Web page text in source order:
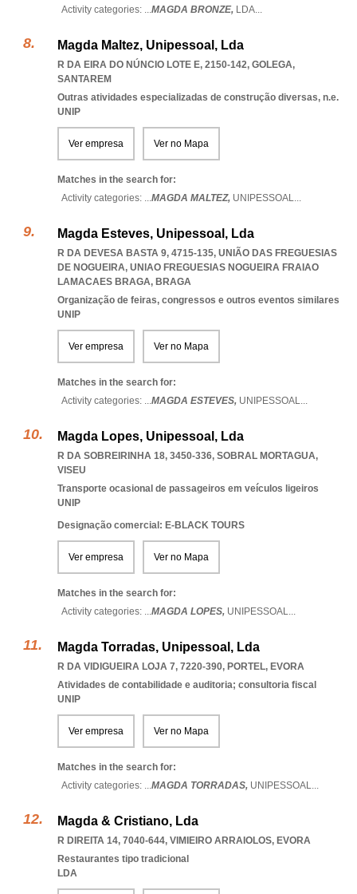
Activity categories: ...MAGDA BRONZE, LDA...
Magda Maltez, Unipessoal, Lda
R DA EIRA DO NÚNCIO LOTE E, 2150-142, GOLEGA,
SANTAREM
Outras atividades especializadas de construção diversas, n.e.
UNIP
Ver empresa Ver no Mapa
Matches in the search for:
Activity categories: ...MAGDA MALTEZ, UNIPESSOAL...
Magda Esteves, Unipessoal, Lda
R DA DEVESA BASTA 9, 4715-135, UNIÃO DAS FREGUESIAS
DE NOGUEIRA, UNIAO FREGUESIAS NOGUEIRA FRAIAO
LAMACAES BRAGA, BRAGA
Organização de feiras, congressos e outros eventos similares
UNIP
Ver empresa Ver no Mapa
Matches in the search for:
Activity categories: ...MAGDA ESTEVES, UNIPESSOAL...
Magda Lopes, Unipessoal, Lda
R DA SOBREIRINHA 18, 3450-336, SOBRAL MORTAGUA,
VISEU
Transporte ocasional de passageiros em veículos ligeiros
UNIP
Designação comercial: E-BLACK TOURS
Ver empresa Ver no Mapa
Matches in the search for:
Activity categories: ...MAGDA LOPES, UNIPESSOAL...
Magda Torradas, Unipessoal, Lda
R DA VIDIGUEIRA LOJA 7, 7220-390, PORTEL, EVORA
Atividades de contabilidade e auditoria; consultoria fiscal
UNIP
Ver empresa Ver no Mapa
Matches in the search for:
Activity categories: ...MAGDA TORRADAS, UNIPESSOAL...
Magda & Cristiano, Lda
R DIREITA 14, 7040-644, VIMIEIRO ARRAIOLOS, EVORA
Restaurantes tipo tradicional
LDA